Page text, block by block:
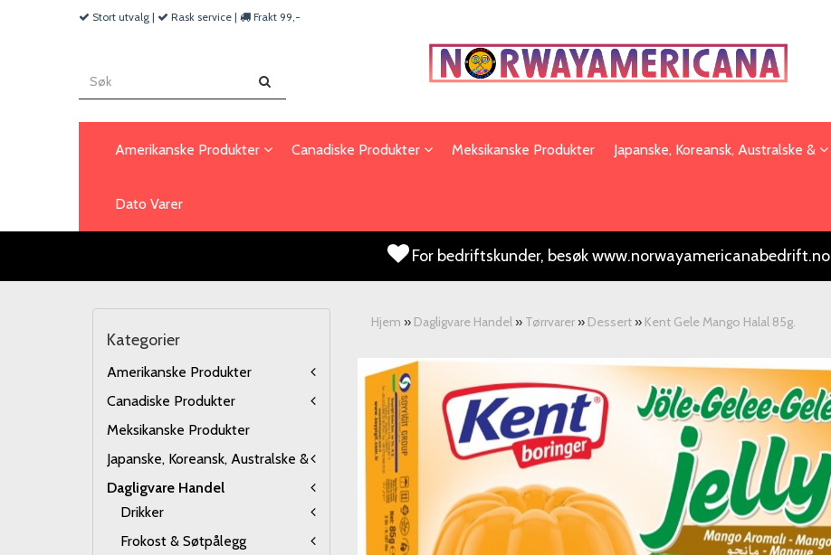
Stort utvalg | Rask service | Frakt 99,-
Amerikanske Produkter Canadiske Produkter Meksikanske Produkter Japanske, Koreansk, Australske &
Dato Varer
For bedriftskunder, besøk www.norwayamericanabedrift.no
Kategorier
Amerikanske Produkter
Canadiske Produkter
Meksikanske Produkter
Japanske, Koreansk, Australske &
Dagligvare Handel
Drikker
Frokost & Søtpålegg
Hjem » Dagligvare Handel» Tørrvarer» Dessert» Kent Gele Mango Halal 85g.